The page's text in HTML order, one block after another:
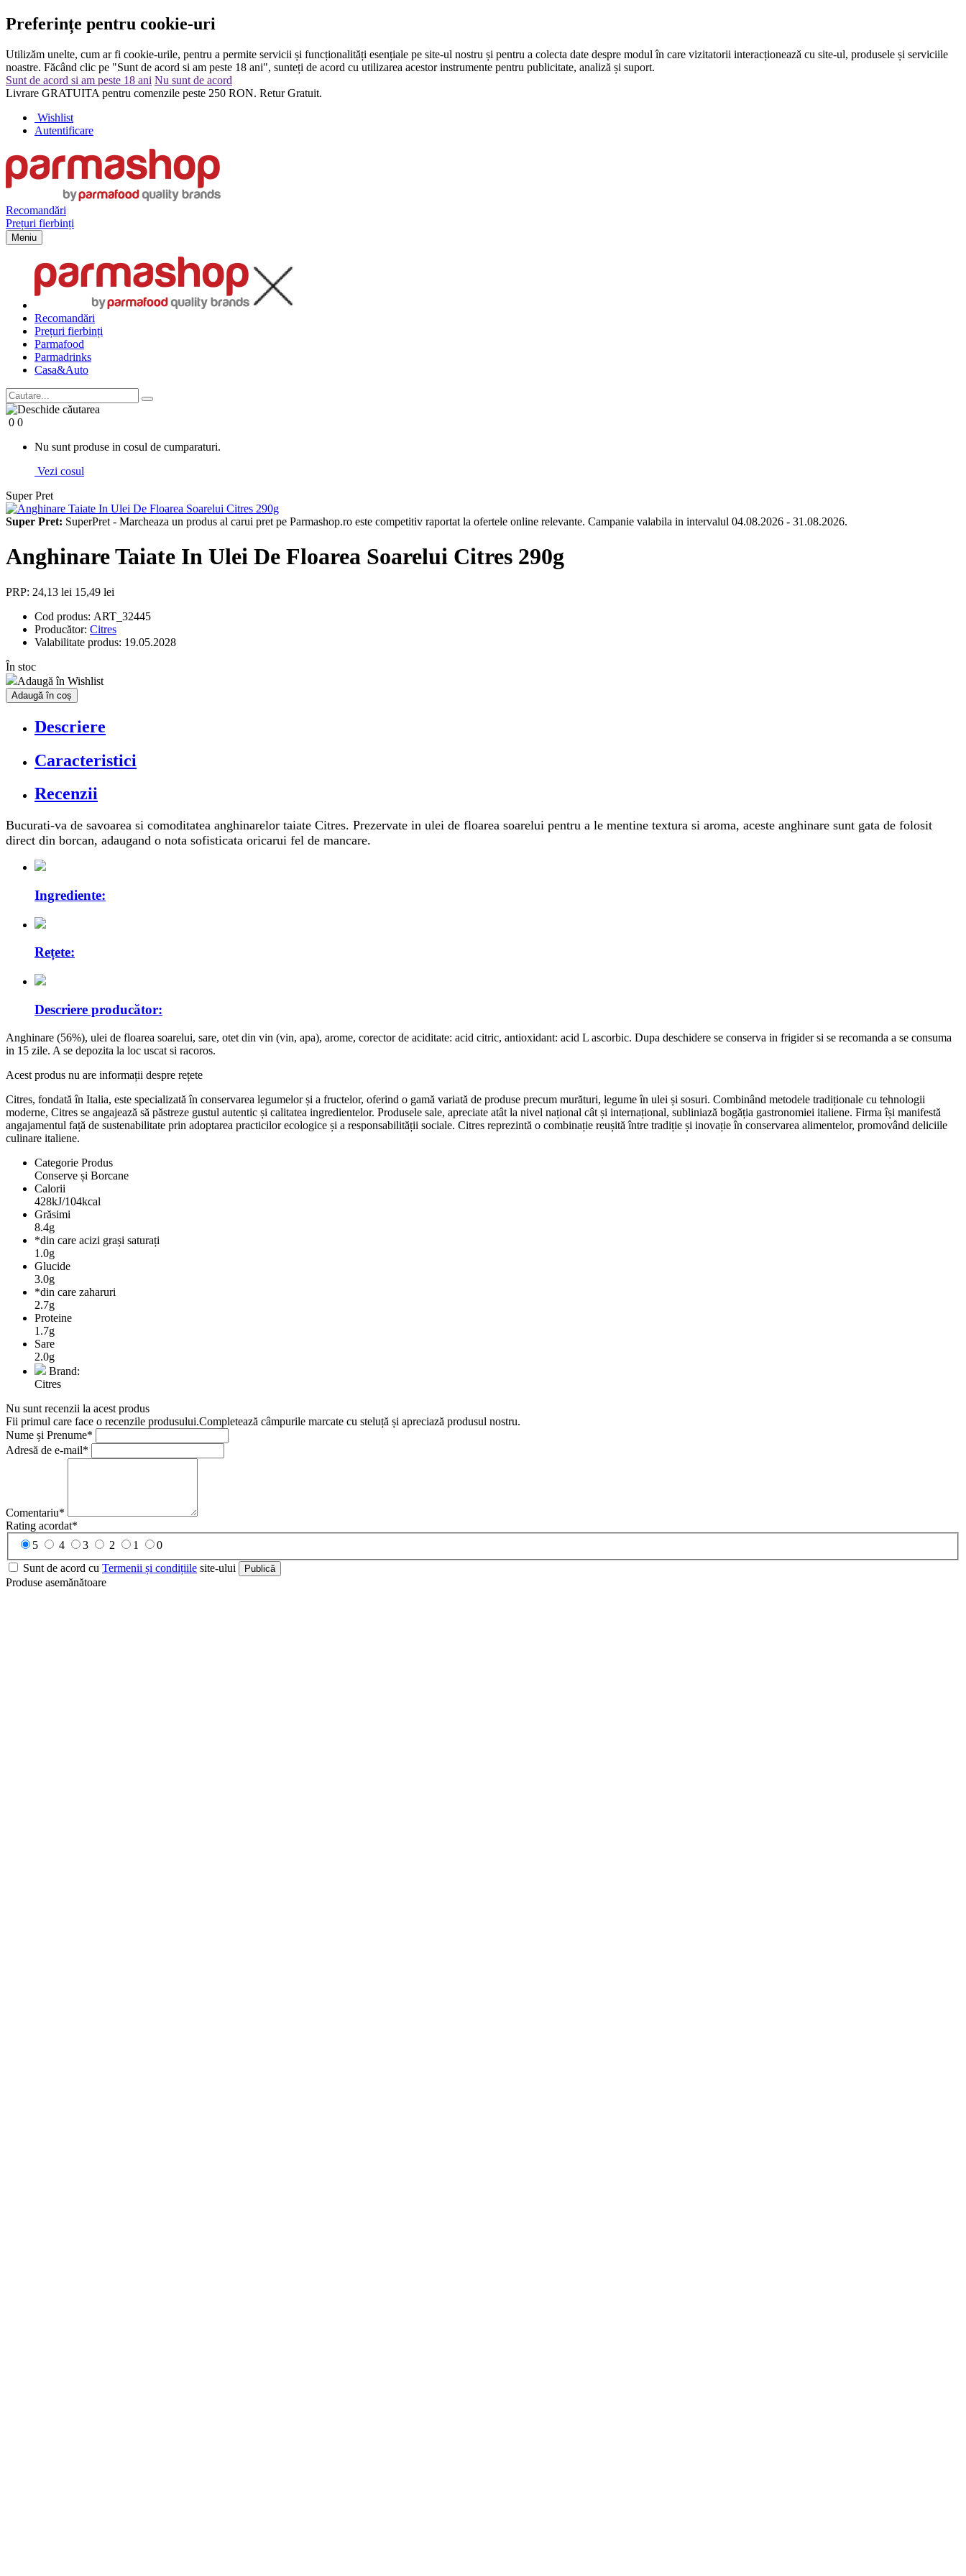
Preferințe pentru cookie-uri
Utilizăm unelte, cum ar fi cookie-urile, pentru a permite servicii și funcționalități esențiale pe site-ul nostru și pentru a colecta date despre modul în care vizitatorii interacționează cu site-ul, produsele și serviciile
noastre. Făcând clic pe "Sunt de acord si am peste 18 ani", sunteți de acord cu utilizarea acestor instrumente pentru publicitate, analiză și suport.
Sunt de acord si am peste 18 ani Nu sunt de acord
Livrare GRATUITA pentru comenzile peste 250 RON. Retur Gratuit.
Wishlist
Autentificare
Recomandări
Prețuri fierbinți
Meniu
Recomandări
Prețuri fierbinți
Parmafood
Parmadrinks
Casa&Auto
0 0
Nu sunt produse in cosul de cumparaturi.
Vezi cosul
Super Pret
Super Pret: SuperPret - Marcheaza un produs al carui pret pe Parmashop.ro este competitiv raportat la ofertele online relevante. Campanie valabila in intervalul 04.08.2026 - 31.08.2026.
Anghinare Taiate In Ulei De Floarea Soarelui Citres 290g
PRP: 24,13 lei 15,49 lei
Cod produs: ART_32445
Producător: Citres
Valabilitate produs: 19.05.2028
În stoc
Adaugă în Wishlist
Adaugă în coș
Descriere
Caracteristici
Recenzii
Bucurati-va de savoarea si comoditatea anghinarelor taiate Citres. Prezervate in ulei de floarea soarelui pentru a le mentine textura si aroma, aceste anghinare sunt gata de folosit
direct din borcan, adaugand o nota sofisticata oricarui fel de mancare.
Ingrediente:
Rețete:
Descriere producător:
Anghinare (56%), ulei de floarea soarelui, sare, otet din vin (vin, apa), arome, corector de aciditate: acid citric, antioxidant: acid L ascorbic. Dupa deschidere se conserva in frigider si se recomanda a se consuma
in 15 zile. A se depozita la loc uscat si racoros.
Acest produs nu are informații despre rețete
Citres, fondată în Italia, este specializată în conservarea legumelor și a fructelor, oferind o gamă variată de produse precum murături, legume în ulei și sosuri. Combinând metodele tradiționale cu tehnologii
moderne, Citres se angajează să păstreze gustul autentic și calitatea ingredientelor. Produsele sale, apreciate atât la nivel național cât și internațional, subliniază bogăția gastronomiei italiene. Firma își manifestă
angajamentul față de sustenabilitate prin adoptarea practicilor ecologice și a responsabilității sociale. Citres reprezintă o combinație reușită între tradiție și inovație în conservarea alimentelor, promovând deliciile
culinare italiene.
Categorie Produs
Conserve și Borcane
Calorii
428kJ/104kcal
Grăsimi
8.4g
*din care acizi grași saturați
1.0g
Glucide
3.0g
*din care zaharuri
2.7g
Proteine
1.7g
Sare
2.0g
Brand:
Citres
Nu sunt recenzii la acest produs
Fii primul care face o recenzile produsului.Completează câmpurile marcate cu steluță și apreciază produsul nostru.
Nume și Prenume*
Adresă de e-mail*
Comentariu*
Rating acordat*
5
4 3 2 1
0
Sunt de acord cu Termenii și condițiile site-ului Publică
Produse asemănătoare